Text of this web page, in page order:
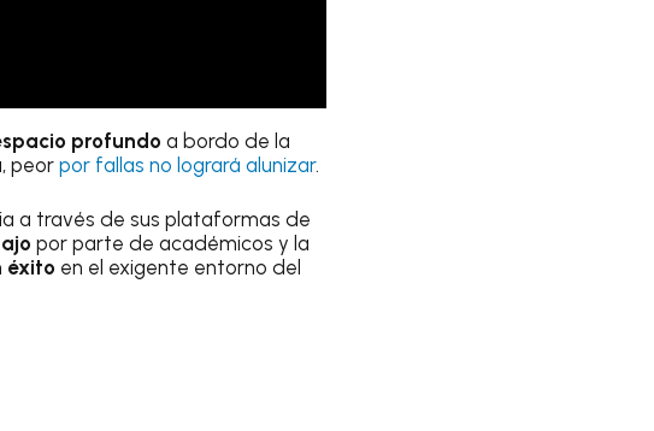
profundo a bordo de la
peor por fallas no logrará alunizar.
a través de sus plataformas de
por parte de académicos y la
éxito en el exigente entorno del